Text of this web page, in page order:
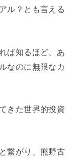
ル？とも言える
ば知るほど、あ
なのに無限なカ
きた世界的投資
繋がり、熊野古